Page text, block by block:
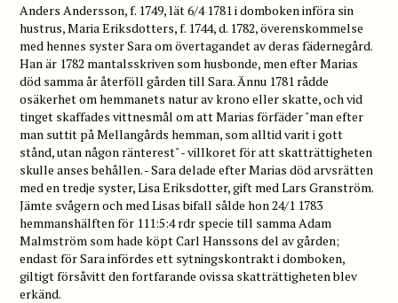
Anders Andersson, f. 1749, lät 6/4 1781 i domboken införa sin
hustrus, Maria Eriksdotters, f. 1744, d. 1782, överenskommelse
med hennes syster Sara om övertagandet av deras fädernegård.
Han är 1782 mantalsskriven som husbonde, men efter Marias
död samma år återföll gården till Sara. Ännu 1781 rådde
osäkerhet om hemmanets natur av krono eller skatte, och vid
tinget skaffades vittnesmål om att Marias förfäder "man efter
man suttit på Mellangårds hemman, som alltid varit i gott
stånd, utan någon ränterest" - villkoret för att skatträttigheten
skulle anses behållen. - Sara delade efter Marias död arvsrätten
med en tredje syster, Lisa Eriksdotter, gift med Lars Granström.
Jämte svågern och med Lisas bifall sålde hon 24/1 1783
hemmanshälften för 111:5:4 rdr specie till samma Adam
Malmström som hade köpt Carl Hanssons del av gården;
endast för Sara infördes ett sytningskontrakt i domboken,
giltigt försåvitt den fortfarande ovissa skatträttigheten blev
erkänd.